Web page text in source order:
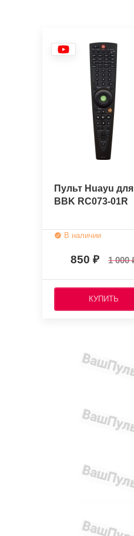
Пульт Huayu для
BBK RC073-01R
В наличии
850 1 000
КУПИТЬ